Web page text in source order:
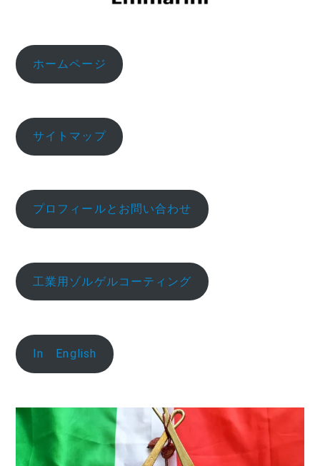
ホームページ
サイトマップ
プロフィールとお問い合わせ
工業用ゾルゲルコーティング
In English